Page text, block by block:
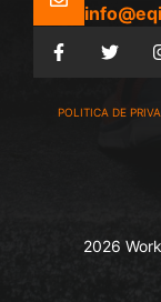
POLITICA DE
2026